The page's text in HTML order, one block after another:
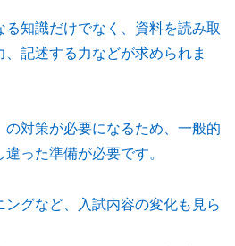
知識だけでなく、資料を読み取
記述する力などが求められま
の対策が必要になるため、一般的
った準備が必要です。
ングなど、入試内容の変化も見ら